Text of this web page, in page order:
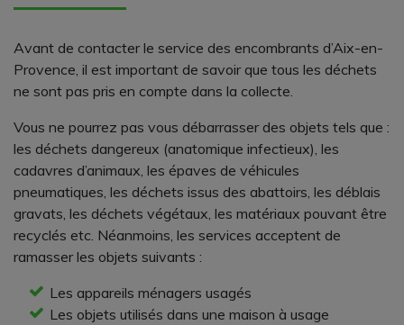
Avant de contacter le service des encombrants d’Aix-en-
Provence, il est important de savoir que tous les déchets
ne sont pas pris en compte dans la collecte.
Vous ne pourrez pas vous débarrasser des objets tels que :
les déchets dangereux (anatomique infectieux), les
cadavres d’animaux, les épaves de véhicules
pneumatiques, les déchets issus des abattoirs, les déblais
gravats, les déchets végétaux, les matériaux pouvant être
recyclés etc. Néanmoins, les services acceptent de
ramasser les objets suivants :
Les appareils ménagers usagés
Les objets utilisés dans une maison à usage